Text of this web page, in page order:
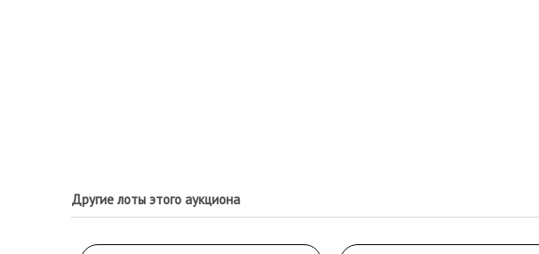
Другие лоты этого аукциона